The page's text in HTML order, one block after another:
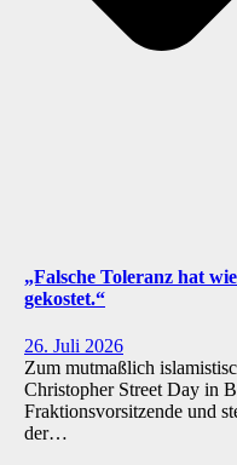
„Falsche Toleranz hat
gekostet.“
26. Juli 2026
Zum mutmaßlich
Christopher Street Day in
Fraktionsvorsitzende und
der…